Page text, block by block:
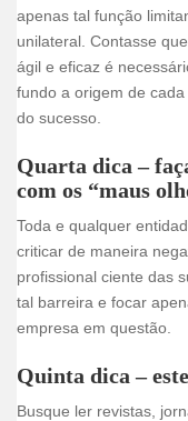
apenas tal função
unilateral. Contasse
ágil e eficaz é
fundo a origem de
do sucesso.
Quarta dica –
com os “maus
Toda e qualquer
criticar de maneira
profissional ciente das
tal barreira e focar
empresa em questão.
Quinta dica –
Busque ler revistas,